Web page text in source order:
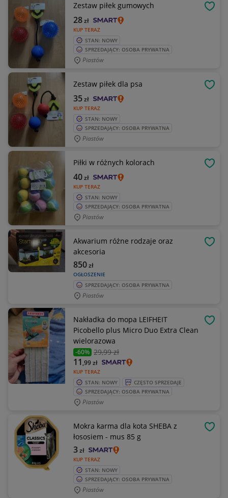
Zestaw piłek gumowych
KUP TERAZ
28zł
STAN: NOWY
SPRZEDAJĄCY: OSOBA PRYWATNA
Piastów
Zestaw piłek dla psa
KUP TERAZ
35zł
STAN: NOWY
SPRZEDAJĄCY: OSOBA PRYWATNA
Piastów
Piłki w różnych kolorach
KUP TERAZ
40zł
STAN: NOWY
SPRZEDAJĄCY: OSOBA PRYWATNA
Piastów
Akwarium różne rodzaje oraz
akcesoria
OGŁOSZENIE
850zł
SPRZEDAJĄCY: OSOBA PRYWATNA
Piastów
Nakładka do mopa LEIFHEIT
Picobello plus Micro Duo Extra Clean
wielorazowa
-60% 29,99 zł
KUP TERAZ
11 ,99zł
STAN: NOWY
CZĘSTO SPRZEDAJE
SPRZEDAJĄCY: OSOBA PRYWATNA
Piastów
Mokra karma dla kota SHEBA z
łososiem - mus 85 g
KUP TERAZ
3zł
STAN: NOWY
SPRZEDAJĄCY: OSOBA PRYWATNA
Piastów